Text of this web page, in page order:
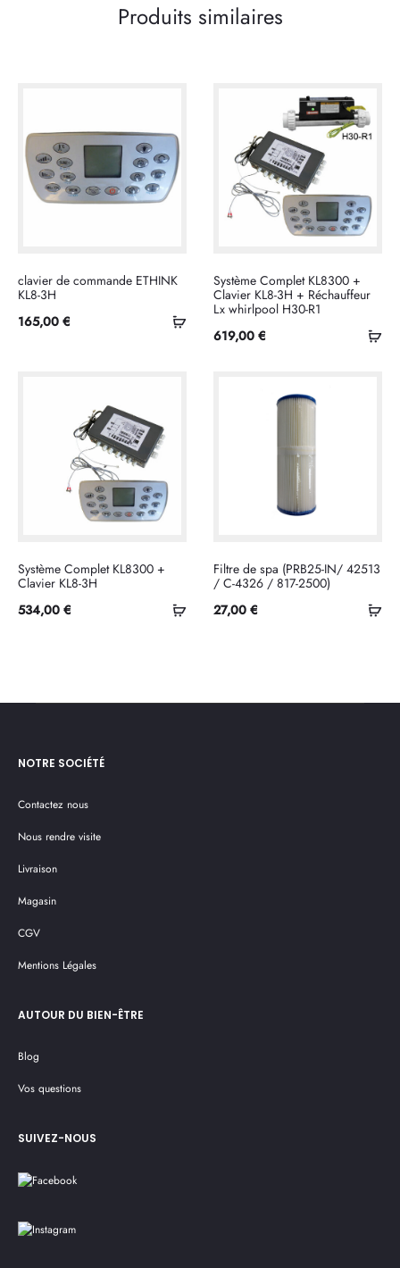
Produits similaires
Ajouter
clavier de commande ETHINK
KL8-3H
165,00 €
Système Complet KL8300 +
Clavier KL8-3H + Réchauffeur
Lx whirlpool H30-R1
619,00 €
Ajouter
Système Complet KL8300 +
Clavier KL8-3H
534,00 €
Filtre de spa (PRB25-IN/ 42513
/ C-4326 / 817-2500)
27,00 €
NOTRE SOCIÉTÉ
Contactez nous
Nous rendre visite
Livraison
Magasin
CGV
Mentions Légales
AUTOUR DU BIEN-ÊTRE
Blog
Vos questions
SUIVEZ-NOUS